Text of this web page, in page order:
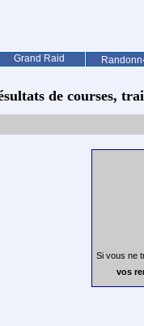
Grand Raid
de courses,
Si vous ne
vos